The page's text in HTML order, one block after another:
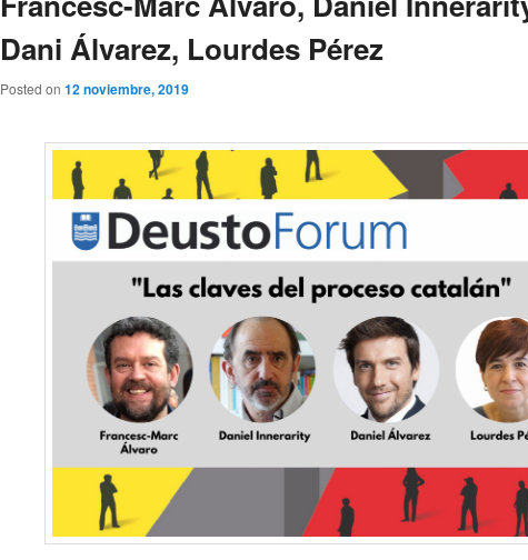
Dani Álvarez, Lourdes Pérez
Posted on 12 noviembre, 2019